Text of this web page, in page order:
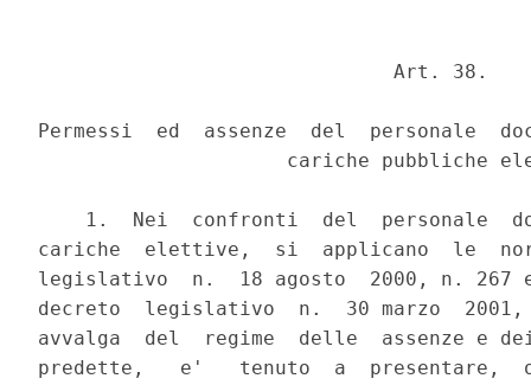
                              Art. 38.
Permessi  ed  assenze  del  personale
cariche pubbliche
1.  Nei  confronti  del  personale
cariche  elettive,  si  applicano  le
legislativo  n.  18 agosto  2000, n.
decreto  legislativo  n.  30 marzo
avvalga  del  regime  delle  assenze e
predette,   e'   tenuto  a  presentare,